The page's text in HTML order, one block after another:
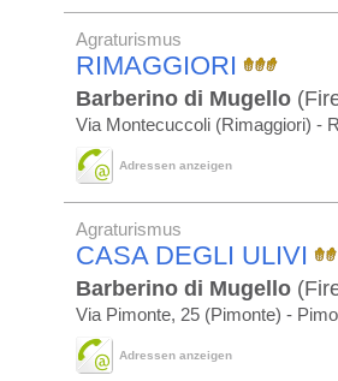
Agraturismus
RIMAGGIORI
Barberino di Mugello
Via Montecuccoli (Rimaggiori) -
Adressen anzeigen
Agraturismus
CASA DEGLI ULIVI
Barberino di Mugello
Via Pimonte, 25 (Pimonte) -
Adressen anzeigen